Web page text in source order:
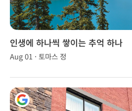
인생에 하나씩 쌓이는 추억 하나
Aug 01 · 토마스 정